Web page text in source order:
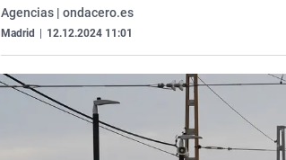
Agencias | ondacero.es
Madrid 12.12.2024 11:01